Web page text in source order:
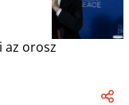
az orosz